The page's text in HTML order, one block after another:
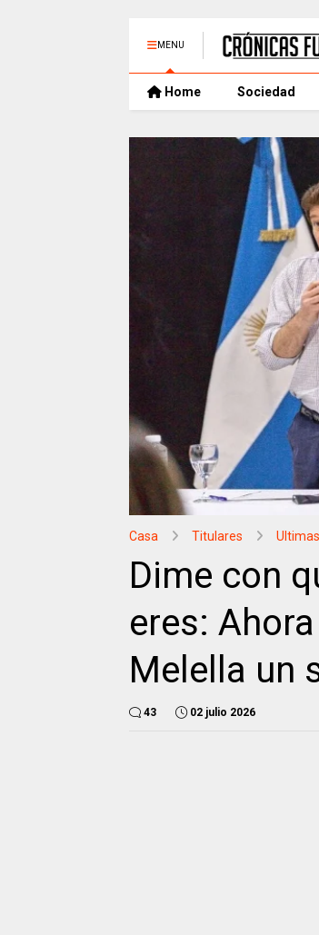
MENU
Home Sociedad
Casa Titulares
Dime con
eres:
Melella un
43 02 julio 2026